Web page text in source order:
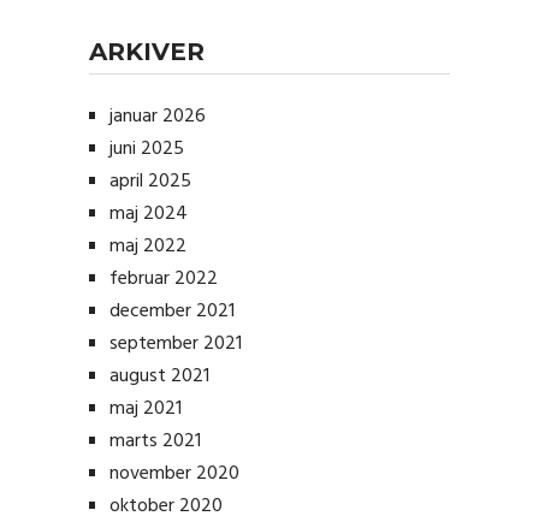
ARKIVER
januar 2026
juni 2025
april 2025
maj 2024
maj 2022
februar 2022
december 2021
september 2021
august 2021
maj 2021
marts 2021
november 2020
oktober 2020